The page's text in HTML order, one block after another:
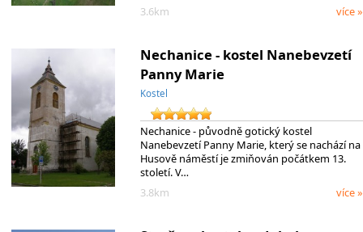
3.6km
více »
Nechanice - kostel Nanebevzetí
Panny Marie
Kostel
Nechanice - původně gotický kostel
Nanebevzetí Panny Marie, který se nachází na
Husově náměstí je zmiňován počátkem 13.
století. V…
3.8km
více »